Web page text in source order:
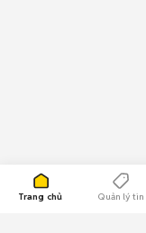
Trang chủ Quản lý tin